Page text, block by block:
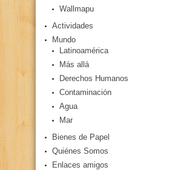
Wallmapu
Actividades
Mundo
Latinoamérica
Más allá
Derechos Humanos
Contaminación
Agua
Mar
Bienes de Papel
Quiénes Somos
Enlaces amigos